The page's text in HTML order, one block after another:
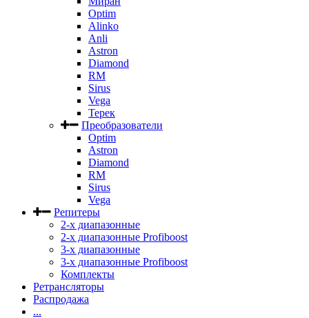
Optim
Alinko
Anli
Astron
Diamond
RM
Sirus
Vega
Терек
Преобразователи
Optim
Astron
Diamond
RM
Sirus
Vega
Репитеры
2-х диапазонные
2-х диапазонные Profiboost
3-х диапазонные
3-х диапазонные Profiboost
Комплекты
Ретрансляторы
Распродажа
...